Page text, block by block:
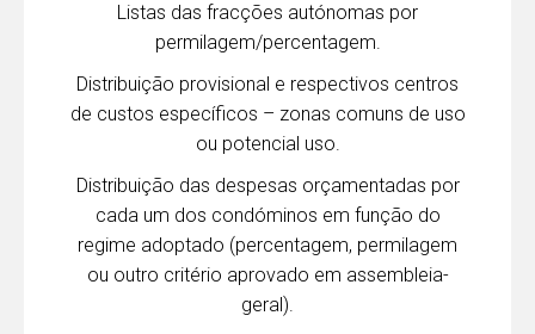
Listas das fracções autónomas por
permilagem/percentagem.
Distribuição provisional e respectivos centros
de custos específicos – zonas comuns de uso
ou potencial uso.
Distribuição das despesas orçamentadas por
cada um dos condóminos em função do
regime adoptado (percentagem, permilagem
ou outro critério aprovado em assembleia-
geral).